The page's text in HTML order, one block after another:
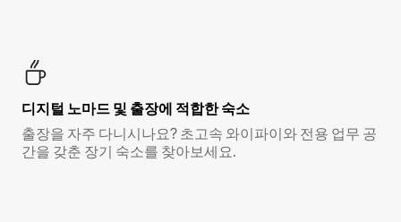
디지털 노마드 및 출장에 적합한 숙소
출장을 자주 다니시나요? 초고속 와이파이와 전용 업무 공
간을 갖춘 장기 숙소를 찾아보세요.